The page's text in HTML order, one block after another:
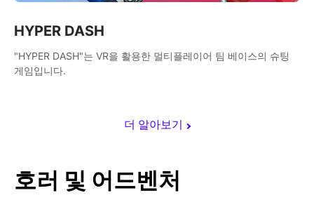
더 알아보기
HYPER DASH
"HYPER DASH"는 VR을 활용한 멀티플레이어 팀 베이스의 슈팅
게임입니다.
호러 및 어드벤처